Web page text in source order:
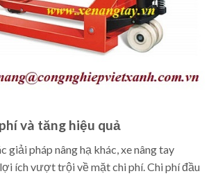
và tăng hiệu quả
giải pháp nâng hạ khác, xe nâng tay
ích vượt trội về mặt chi phí. Chi phí đầu